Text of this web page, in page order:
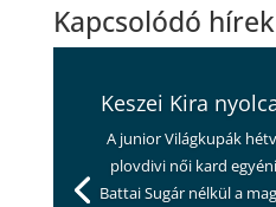
Kapcsolódó hírek
Keszei Kira
A junior Világkupák
plovdivi női kard
Battai Sugár nélkül a